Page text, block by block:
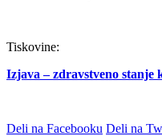
Tiskovine:
Izjava – zdravstveno stanje
Deli na Facebooku Deli na